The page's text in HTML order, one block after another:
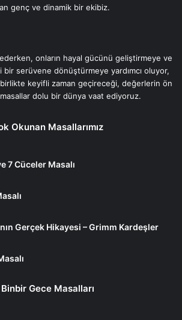
genç ve dinamik bir ekibiz.
onların hayal gücünü geliştirmeye ve
serüvene dönüştürmeye yardımcı oluyor,
keyifli zaman geçireceği, değerlerin ön
masallar dolu bir dünya vaat ediyoruz.
Okunan Masallarımız
7 Cüceler Masalı
Gerçek Hikayesi – Grimm Kardeşler
Binbir Gece Masalları